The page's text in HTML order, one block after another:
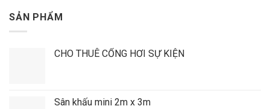
SẢN PHẨM
CHO THUÊ CỔNG HƠI SỰ KIỆN
Sân khấu mini 2m x 3m